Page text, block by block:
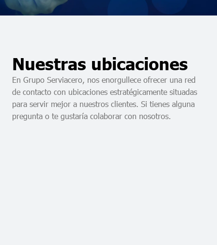
Nuestras ubicaciones
En Grupo Serviacero, nos enorgullece ofrecer una red
de contacto con ubicaciones estratégicamente situadas
para servir mejor a nuestros clientes. Si tienes alguna
pregunta o te gustaría colaborar con nosotros.